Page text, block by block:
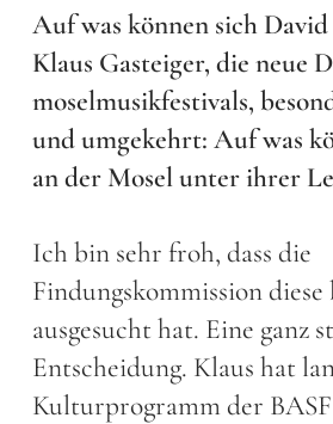
Auf was können sich
Klaus Gasteiger, die neue
moselmusikfestivals,
und umgekehrt: Auf was
an der Mosel unter ihrer
Ich bin sehr froh, dass die
Findungskommission diese
ausgesucht hat. Eine ganz
Entscheidung. Klaus hat
Kulturprogramm der